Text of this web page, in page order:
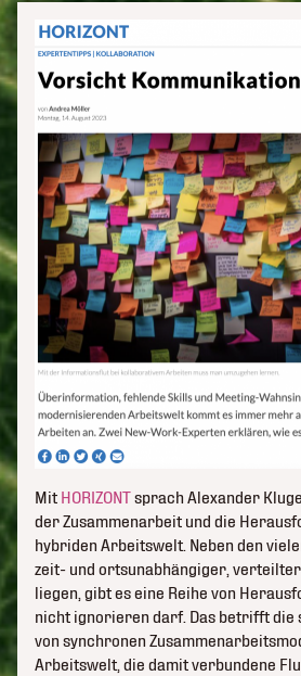
Mit HORIZONTsprach Alexander
der Zusammenarbeit und die
hybriden Arbeitswelt. Neben den
zeit- und ortsunabhängiger,
liegen, gibt es eine Reihe von
nicht ignorieren darf. Das betrifft die
von synchronen
Arbeitswelt, die damit verbundene